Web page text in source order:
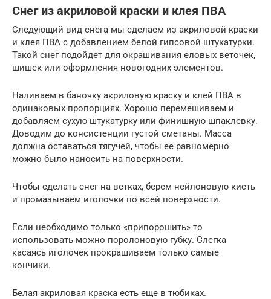
Снег из акриловой краски и клея ПВА
Следующий вид снега мы сделаем из акриловой краски
и клея ПВА с добавлением белой гипсовой штукатурки.
Такой снег подойдет для окрашивания еловых веточек,
шишек или оформления новогодних элементов.
Наливаем в баночку акриловую краску и клей ПВА в
одинаковых пропорциях. Хорошо перемешиваем и
добавляем сухую штукатурку или финишную шпаклевку.
Доводим до консистенции густой сметаны. Масса
должна оставаться тягучей, чтобы ее равномерно
можно было наносить на поверхности.
Чтобы сделать снег на ветках, берем нейлоновую кисть
и промазываем иголочки по всей поверхности.
Если необходимо только «припорошить» то
использовать можно поролоновую губку. Слегка
касаясь иголочек прокрашиваем только самые
кончики.
Белая акриловая краска есть еще в тюбиках.